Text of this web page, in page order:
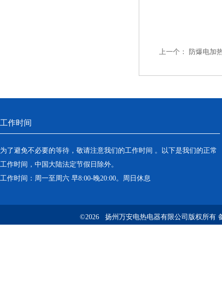
上一个： 防爆电加
工作时间
为了避免不必要的等待，敬请注意我们的工作时间 。以下是我们的正常
工作时间，中国大陆法定节假日除外。
工作时间：周一至周六 早8:00-晚20:00。周日休息
©2026 扬州万安电热电器有限公司版权所有